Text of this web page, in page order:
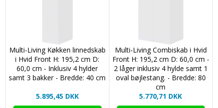
Multi-Living Køkken linnedskab
i Hvid Front H: 195,2 cm D:
60,0 cm - Inklusiv 4 hylder
samt 3 bakker - Bredde: 40 cm
5.895,45 DKK
Multi-Living Combiskab i Hvid
Front H: 195,2 cm D: 60,0 cm -
2 låger inklusiv 4 hylde samt 1
oval bøjlestang. - Bredde: 80
cm
5.770,71 DKK